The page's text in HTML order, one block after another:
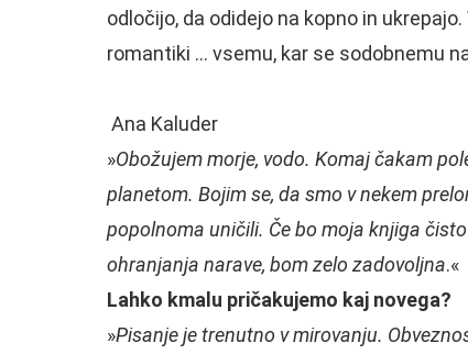
odločijo, da odidejo na kopno in
romantiki … vsemu, kar se sodobnemu
Ana Kaluder
»Obožujem morje, vodo. Komaj čakam
planetom. Bojim se, da smo v nekem
popolnoma uničili. Če bo moja knjiga
ohranjanja narave, bom zelo zadovoljna.«
Lahko kmalu pričakujemo kaj novega?
»Pisanje je trenutno v mirovanju.